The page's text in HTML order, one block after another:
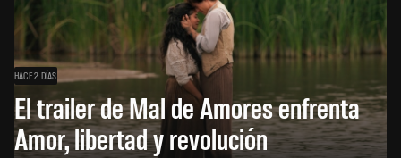
HACE 2 DÍAS
El trailer de Mal de Amores enfrenta
Amor, libertad y revolución